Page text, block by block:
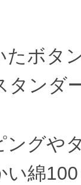
たボタ
タンダ
ングや
綿